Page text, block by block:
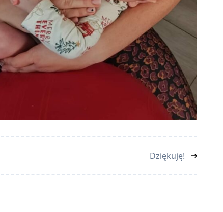
Dziękuję!